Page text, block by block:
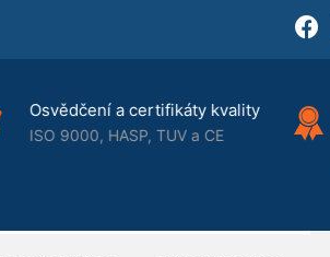
Osvědčení a certifikáty kvality
ISO 9000, HASP, TUV a CE